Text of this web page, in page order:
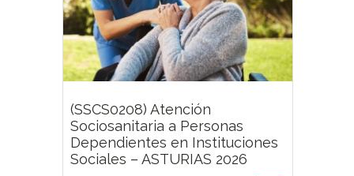
(SSCS0208) Atención
Sociosanitaria a Personas
Dependientes en Instituciones
Sociales – ASTURIAS 2026